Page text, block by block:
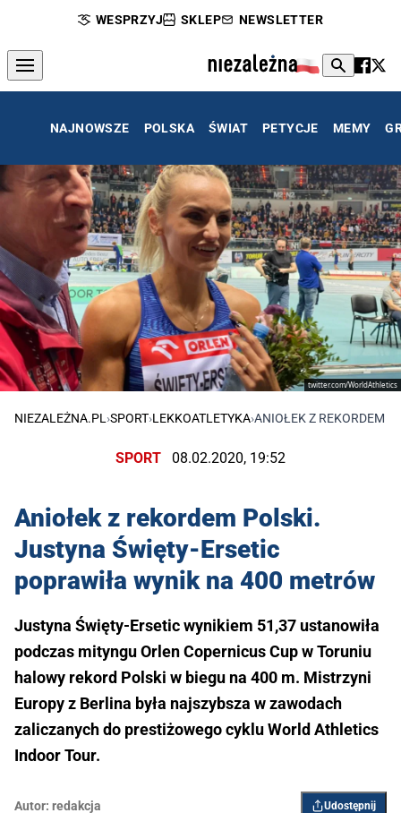
WESPRZYJ SKLEP NEWSLETTER
NAJNOWSZE POLSKA ŚWIAT PETYCJE MEMY
twitter.com/WorldAthletics
NIEZALEŻNA.PL ›SPORT›LEKKOATLETYKA›ANIOŁEK Z REKORDEM
SPORT 08.02.2020, 19:52
Aniołek z rekordem Polski.
Justyna Święty-Ersetic
poprawiła wynik na 400 metrów
Justyna Święty-Ersetic wynikiem 51,37 ustanowiła
podczas mityngu Orlen Copernicus Cup w Toruniu
halowy rekord Polski w biegu na 400 m. Mistrzyni
Europy z Berlina była najszybsza w zawodach
zaliczanych do prestiżowego cyklu World Athletics
Indoor Tour.
Autor: redakcja Udostępnij